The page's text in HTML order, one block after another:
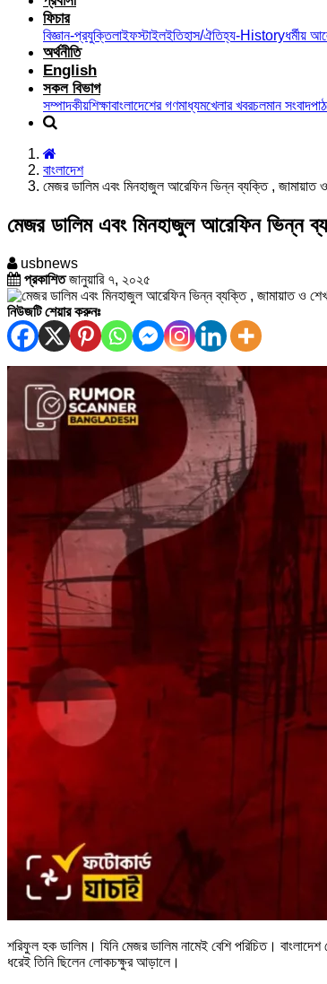
ফিচার
বিজ্ঞান-প্রযুক্তিলাইফস্টাইলইতিহাস/ঐতিহ্য-Historyধর্মীয়
অর্থনীতি
English
সকল বিভাগ
সম্পাদকীয়শিক্ষাবাংলাদেশের গণমাধ্যমখেলার খবরচলমান সংবাদ
বাংলাদেশ
মেজর ডালিম এবং মিনহাজুল আরেফিন ভিন্ন ব্যক্তি , জামায়াত
মেজর ডালিম এবং মিনহাজুল আরেফিন ভিন্ন
usbnews
প্রকাশিতজানুয়ারি ৭, ২০২৫
নিউজটি শেয়ার করুনঃ
শরিফুল হক ডালিম। যিনি মেজর ডালিম নামেই বেশি পরিচিত।
ধরেই তিনি ছিলেন লোকচক্ষুর আড়ালে।